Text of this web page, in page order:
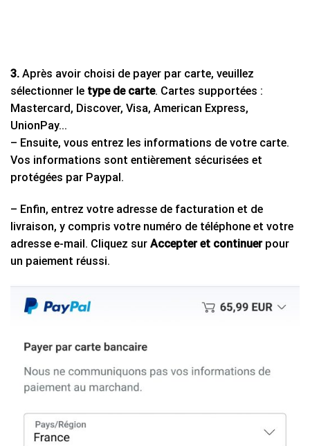
3. Après avoir choisi de payer par carte, veuillez
sélectionner le type de carte. Cartes supportées :
Mastercard, Discover, Visa, American Express,
UnionPay…
– Ensuite, vous entrez les informations de votre carte.
Vos informations sont entièrement sécurisées et
protégées par Paypal.
– Enfin, entrez votre adresse de facturation et de
livraison, y compris votre numéro de téléphone et votre
adresse e-mail. Cliquez sur Accepter et continuerpour
un paiement réussi.